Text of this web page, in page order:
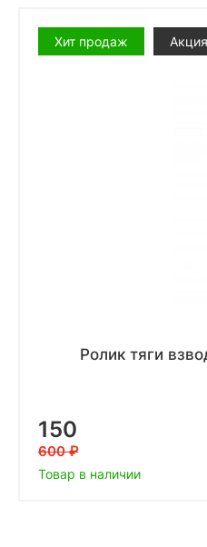
Хит продаж Акция
Ролик тяги
150
600
Товар в наличии